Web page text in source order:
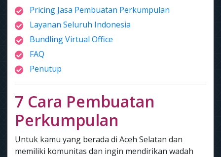
Pricing Jasa Pembuatan Perkumpulan
Layanan Seluruh Indonesia
Bundling Virtual Office
FAQ
Penutup
7 Cara Pembuatan
Perkumpulan
Untuk kamu yang berada di Aceh Selatan dan
memiliki komunitas dan ingin mendirikan wadah